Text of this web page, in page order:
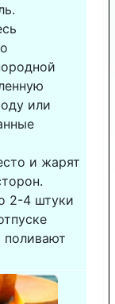
или
и жарят
2-4 штуки